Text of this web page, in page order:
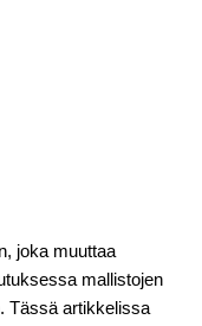
joka muuttaa
mallistojen
Tässä artikkelissa